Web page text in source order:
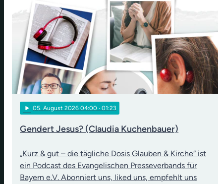
play_arrow 05. August 2026 04:00 · 01:23
Gendert Jesus? (Claudia Kuchenbauer)
„Kurz & gut – die tägliche Dosis Glauben & Kirche“ ist
ein Podcast des Evangelischen Presseverbands für
Bayern e.V. Abonniert uns, liked uns, empfehlt uns